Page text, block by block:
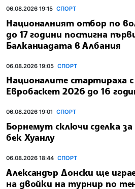
06.08.2026 19:15 СПОРТ
Националният отбор по
до 17 години постигна
Балканиадата в Албания
06.08.2026 19:05 СПОРТ
Националите стартираха с
Евробаскет 2026 до 16
06.08.2026 19:01 СПОРТ
Борнемут сключи сделка за
бек Хуанлу
06.08.2026 18:44 СПОРТ
Александър Донски ще
на двойки на турнир по